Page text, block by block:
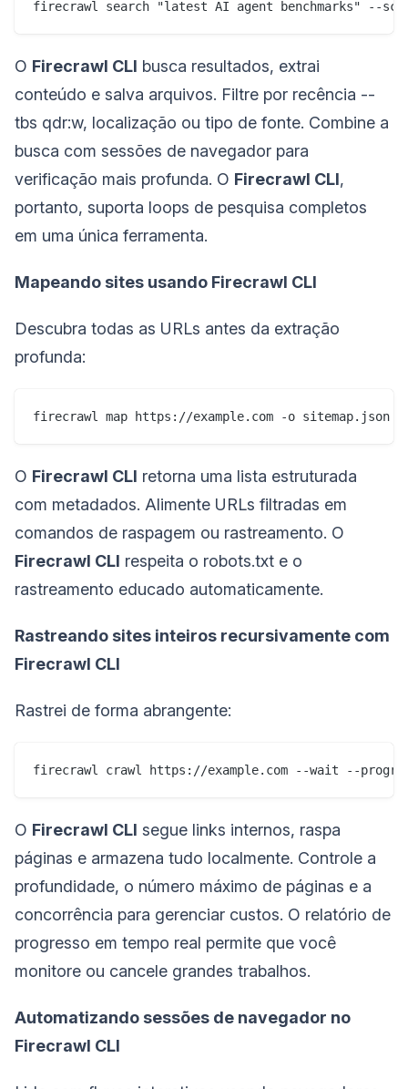
firecrawl search "latest AI agent benchmarks" --
O Firecrawl CLI busca resultados, extrai
conteúdo e salva arquivos. Filtre por recência --
tbs qdr:w, localização ou tipo de fonte. Combine a
busca com sessões de navegador para
verificação mais profunda. O Firecrawl CLI,
portanto, suporta loops de pesquisa completos
em uma única ferramenta.
Mapeando sites usando Firecrawl CLI
Descubra todas as URLs antes da extração
profunda:
firecrawl map https://example.com -o sitemap.json
O Firecrawl CLI retorna uma lista estruturada
com metadados. Alimente URLs filtradas em
comandos de raspagem ou rastreamento. O
Firecrawl CLI respeita o robots.txt e o
rastreamento educado automaticamente.
Rastreando sites inteiros recursivamente com
Firecrawl CLI
Rastrei de forma abrangente:
firecrawl crawl https://example.com --wait --
O Firecrawl CLI segue links internos, raspa
páginas e armazena tudo localmente. Controle a
profundidade, o número máximo de páginas e a
concorrência para gerenciar custos. O relatório de
progresso em tempo real permite que você
monitore ou cancele grandes trabalhos.
Automatizando sessões de navegador no
Firecrawl CLI